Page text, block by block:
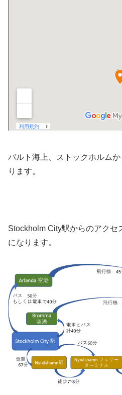
バルト海上、ストックホルム
ります。
Stockholm City駅からのアクセ
になります。